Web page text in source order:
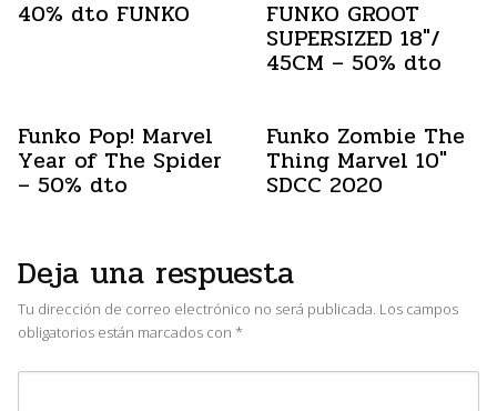
40% dto FUNKO FUNKO GROOT
SUPERSIZED 18″/
45CM – 50% dto
Funko Pop! Marvel
Year of The Spider
– 50% dto
Funko Zombie The
Thing Marvel 10″
SDCC 2020
Deja una respuesta
Tu dirección de correo electrónico no será publicada. Los campos
obligatorios están marcados con *